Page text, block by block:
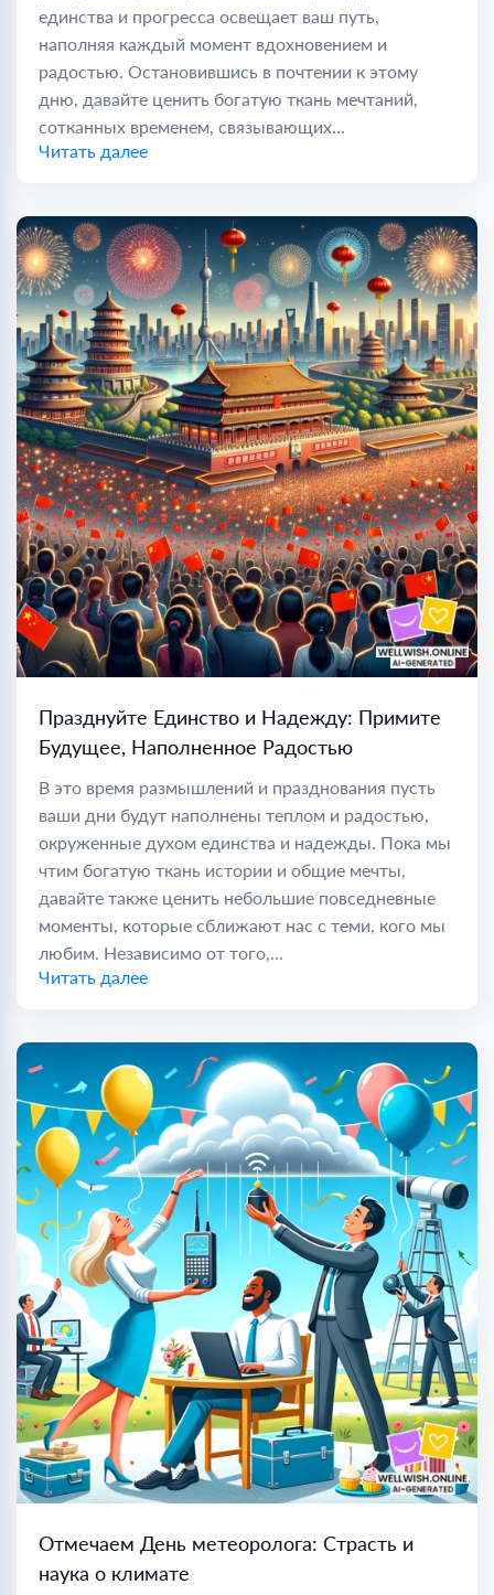
единства и прогресса освещает ваш путь,
наполняя каждый момент вдохновением и
радостью. Остановившись в почтении к этому
дню, давайте ценить богатую ткань мечтаний,
сотканных временем, связывающих...
Читать далее
Празднуйте Единство и Надежду: Примите
Будущее, Наполненное Радостью
В это время размышлений и празднования пусть
ваши дни будут наполнены теплом и радостью,
окруженные духом единства и надежды. Пока мы
чтим богатую ткань истории и общие мечты,
давайте также ценить небольшие повседневные
моменты, которые сближают нас с теми, кого мы
любим. Независимо от того,...
Читать далее
Отмечаем День метеоролога: Страсть и
наука о климате